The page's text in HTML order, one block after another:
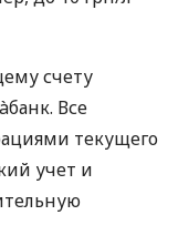
счету
Все
текущего
учет и